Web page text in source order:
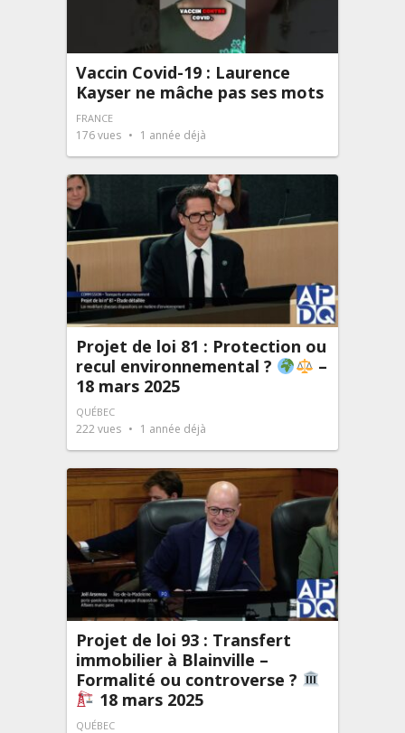
Vaccin Covid-19 : Laurence
Kayser ne mâche pas ses mots
FRANCE
176vues 1 année déjà
Projet de loi 81 : Protection ou
recul environnemental ?
–
18 mars 2025
QUÉBEC
222vues 1 année déjà
Projet de loi 93 : Transfert
immobilier à Blainville –
Formalité ou controverse ?
18 mars 2025
QUÉBEC